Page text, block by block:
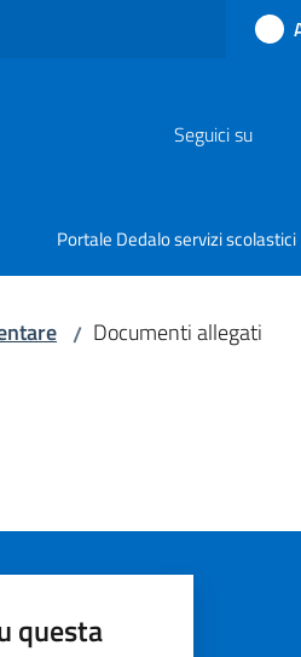
Seguici su
Portale Dedalo servizi scolastici
/ Documenti allegati
questa